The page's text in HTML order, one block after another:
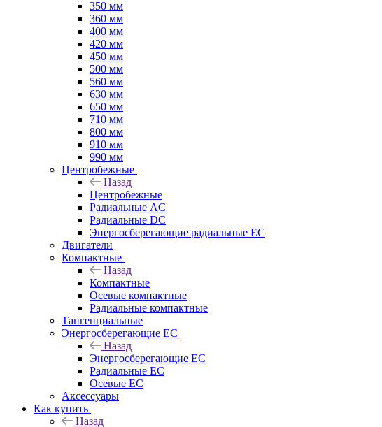
350 мм
360 мм
400 мм
420 мм
450 мм
500 мм
560 мм
630 мм
650 мм
710 мм
800 мм
910 мм
990 мм
Центробежные
Назад
Центробежные
Радиальные AC
Радиальные DC
Энергосберегающие радиальные EC
Двигатели
Компактные
Назад
Компактные
Осевые компактные
Радиальные компактные
Тангенциальные
Энергосберегающие EC
Назад
Энергосберегающие EC
Радиальные EC
Осевые EC
Аксессуары
Как купить
Назад